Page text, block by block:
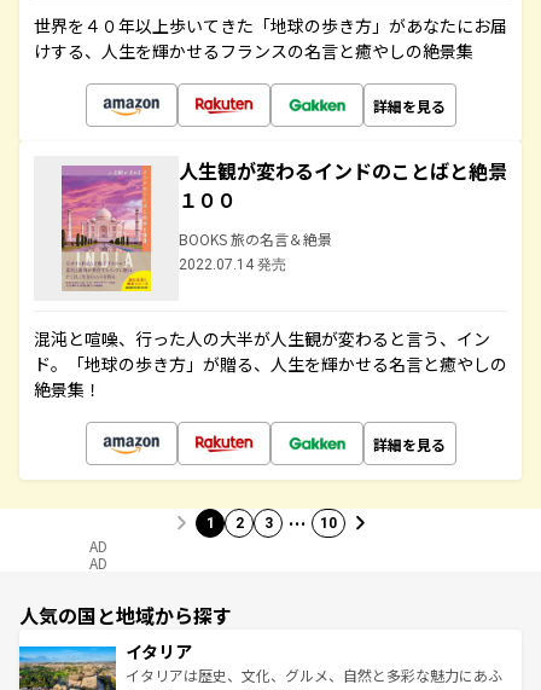
世界を４０年以上歩いてきた「地球の歩き方」があなたにお届
けする、人生を輝かせるフランスの名言と癒やしの絶景集
詳細を見る
人生観が変わるインドのことばと絶景
１００
BOOKS 旅の名言＆絶景
2022.07.14 発売
混沌と喧噪、行った人の大半が人生観が変わると言う、イン
ド。「地球の歩き方」が贈る、人生を輝かせる名言と癒やしの
絶景集！
詳細を見る
1 2 3 … 10
AD
AD
人気の国と地域から探す
イタリア
イタリアは歴史、文化、グルメ、自然と多彩な魅力にあふ